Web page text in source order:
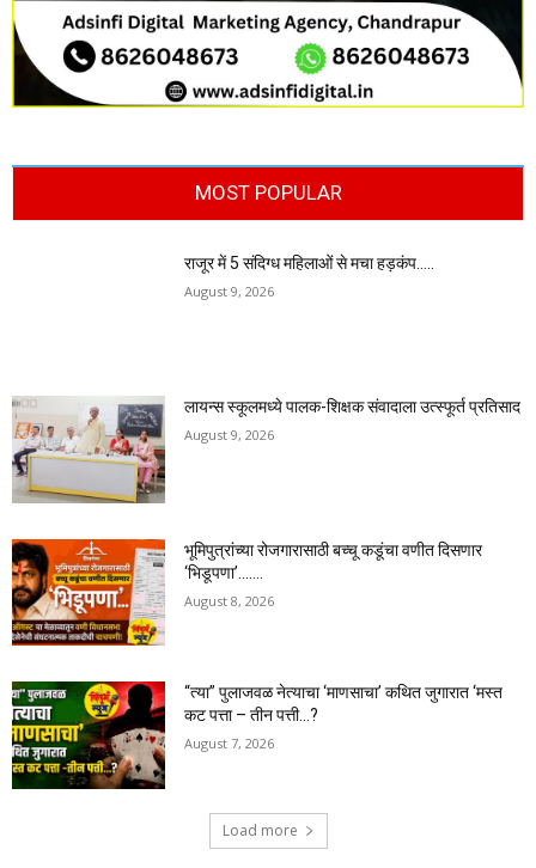
MOST POPULAR
राजूर में 5 संदिग्ध महिलाओं से मचा हड़कंप…..
August 9, 2026
लायन्स स्कूलमध्ये पालक-शिक्षक संवादाला उत्स्फूर्त प्रतिसाद
August 9, 2026
भूमिपुत्रांच्या रोजगारासाठी बच्चू कडूंचा वणीत दिसणार
‘भिडूपणा’…….
August 8, 2026
“त्या” पुलाजवळ नेत्याचा ‘माणसाचा’ कथित जुगारात ‘मस्त
कट पत्ता – तीन पत्ती…?
August 7, 2026
Load more